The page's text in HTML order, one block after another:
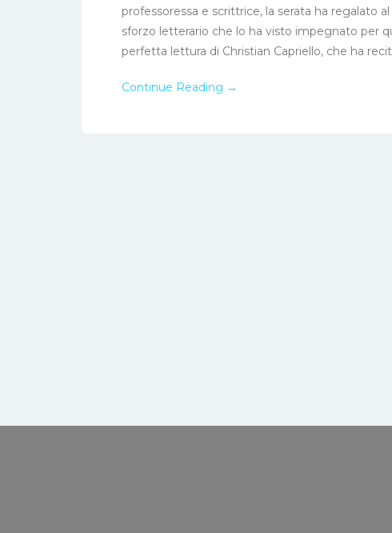
professoressa e scrittrice, la serata ha regalato
sforzo letterario che lo ha visto impegnato per
perfetta lettura di Christian Capriello, che ha
Continue Reading →